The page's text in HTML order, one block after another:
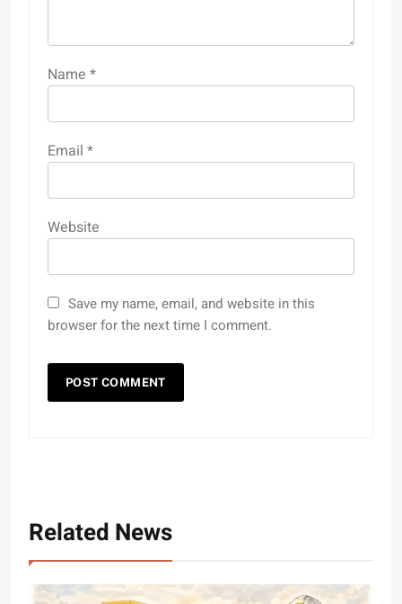
Name *
Email *
Website
Save my name, email, and website in this
browser for the next time I comment.
Related News